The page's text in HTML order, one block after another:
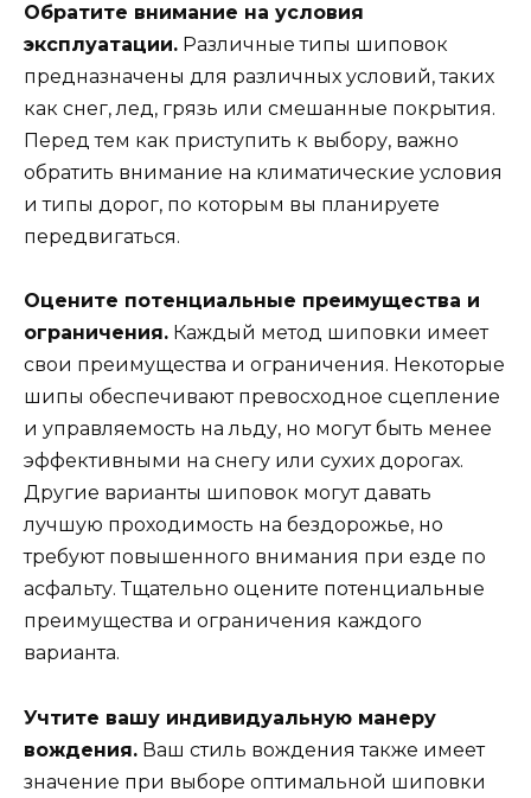
Обратите внимание на условия
эксплуатации. Различные типы шиповок
предназначены для различных условий, таких
как снег, лед, грязь или смешанные покрытия.
Перед тем как приступить к выбору, важно
обратить внимание на климатические условия
и типы дорог, по которым вы планируете
передвигаться.
Оцените потенциальные преимущества и
ограничения. Каждый метод шиповки имеет
свои преимущества и ограничения. Некоторые
шипы обеспечивают превосходное сцепление
и управляемость на льду, но могут быть менее
эффективными на снегу или сухих дорогах.
Другие варианты шиповок могут давать
лучшую проходимость на бездорожье, но
требуют повышенного внимания при езде по
асфальту. Тщательно оцените потенциальные
преимущества и ограничения каждого
варианта.
Учтите вашу индивидуальную манеру
вождения. Ваш стиль вождения также имеет
значение при выборе оптимальной шиповки